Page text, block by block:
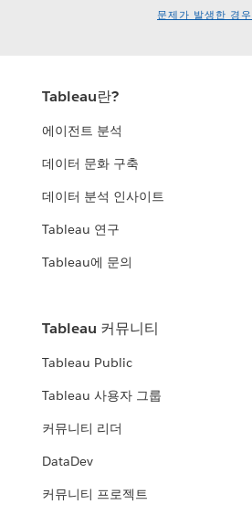
문제가 발생한 경우
Tableau란?
에이전트 분석
데이터 문화 구축
데이터 분석 인사이트
Tableau 연구
Tableau에 문의
Tableau 커뮤니티
Tableau Public
Tableau 사용자 그룹
커뮤니티 리더
DataDev
커뮤니티 프로젝트